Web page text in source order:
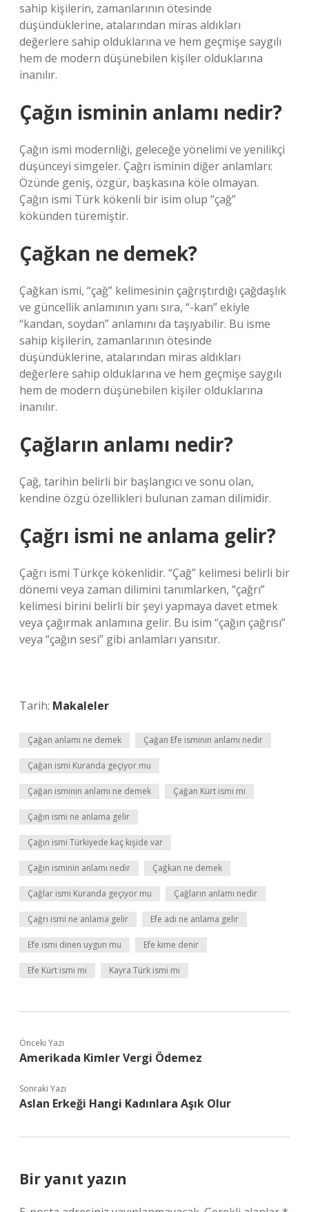
sahip kişilerin, zamanlarının ötesinde
düşündüklerine, atalarından miras aldıkları
değerlere sahip olduklarına ve hem geçmişe saygılı
hem de modern düşünebilen kişiler olduklarına
inanılır.
Çağın isminin anlamı nedir?
Çağın ismi modernliği, geleceğe yönelimi ve yenilikçi
düşünceyi simgeler. Çağrı isminin diğer anlamları:
Özünde geniş, özgür, başkasına köle olmayan.
Çağın ismi Türk kökenli bir isim olup “çağ”
kökünden türemiştir.
Çağkan ne demek?
Çağkan ismi, “çağ” kelimesinin çağrıştırdığı çağdaşlık
ve güncellik anlamının yanı sıra, “-kan” ekiyle
“kandan, soydan” anlamını da taşıyabilir. Bu isme
sahip kişilerin, zamanlarının ötesinde
düşündüklerine, atalarından miras aldıkları
değerlere sahip olduklarına ve hem geçmişe saygılı
hem de modern düşünebilen kişiler olduklarına
inanılır.
Çağların anlamı nedir?
Çağ, tarihin belirli bir başlangıcı ve sonu olan,
kendine özgü özellikleri bulunan zaman dilimidir.
Çağrı ismi ne anlama gelir?
Çağrı ismi Türkçe kökenlidir. “Çağ” kelimesi belirli bir
dönemi veya zaman dilimini tanımlarken, “çağrı”
kelimesi birini belirli bir şeyi yapmaya davet etmek
veya çağırmak anlamına gelir. Bu isim “çağın çağrısı”
veya “çağın sesi” gibi anlamları yansıtır.
Tarih: Makaleler
Çağan anlamı ne demek Çağan Efe isminin anlamı nedir
Çağan ismi Kuranda geçiyor mu
Çağan isminin anlamı ne demek Çağan Kürt ismi mi
Çağın ismi ne anlama gelir
Çağın ismi Türkiyede kaç kişide var
Çağın isminin anlamı nedir Çağkan ne demek
Çağlar ismi Kuranda geçiyor mu Çağların anlamı nedir
Çağrı ismi ne anlama gelir Efe adı ne anlama gelir
Efe ismi dinen uygun mu Efe kime denir
Efe Kürt ismi mi Kayra Türk ismi mi
Önceki Yazı
Amerikada Kimler Vergi Ödemez
Sonraki Yazı
Aslan Erkeği Hangi Kadınlara Aşık Olur
Bir yanıt yazın